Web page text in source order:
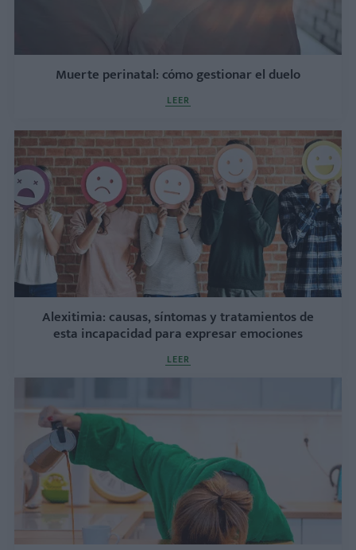
Muerte perinatal: cómo gestionar el duelo
LEER
Alexitimia: causas, síntomas y tratamientos de
esta incapacidad para expresar emociones
LEER